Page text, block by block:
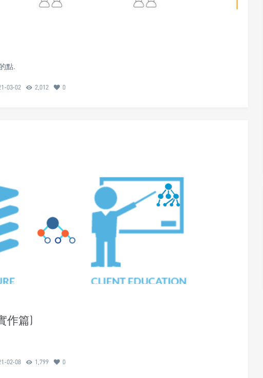
點.
03-02 2,012 0
作篇)
02-08 1,799 0